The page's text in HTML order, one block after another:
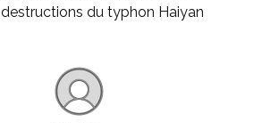
destructions du typhon Haiyan